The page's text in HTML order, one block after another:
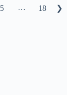
5 … 18 ❯